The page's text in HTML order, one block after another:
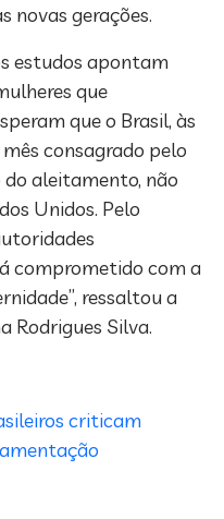
novas gerações.
estudos apontam
que
que o Brasil, às
consagrado pelo
aleitamento, não
Unidos. Pelo
comprometido com a
ressaltou a
Rodrigues Silva.
criticam